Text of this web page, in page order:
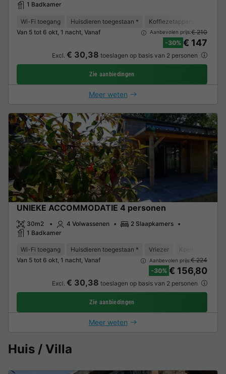
1 Badkamer
Wi-Fi toegang Huisdieren toegestaan * Koffiezetapparaat
Van 5 tot 6 okt, 1 nacht, Vanaf
Aanbevolen prijs:€ 210
-30% € 147
Excl. € 30,38 toeslagen op basis van 2 personen
Zie aanbiedingen
Meer weten
UNIEKE ACCOMMODATIE 4 personen
30m2 4 Volwassenen
2 Slaapkamers
1 Badkamer
Wi-Fi toegang Huisdieren toegestaan * Vriezer Koelkast
Van 5 tot 6 okt, 1 nacht, Vanaf
Aanbevolen prijs:€ 224
-30% € 156,80
Excl. € 30,38 toeslagen op basis van 2 personen
Zie aanbiedingen
Meer weten
Huis / Villa